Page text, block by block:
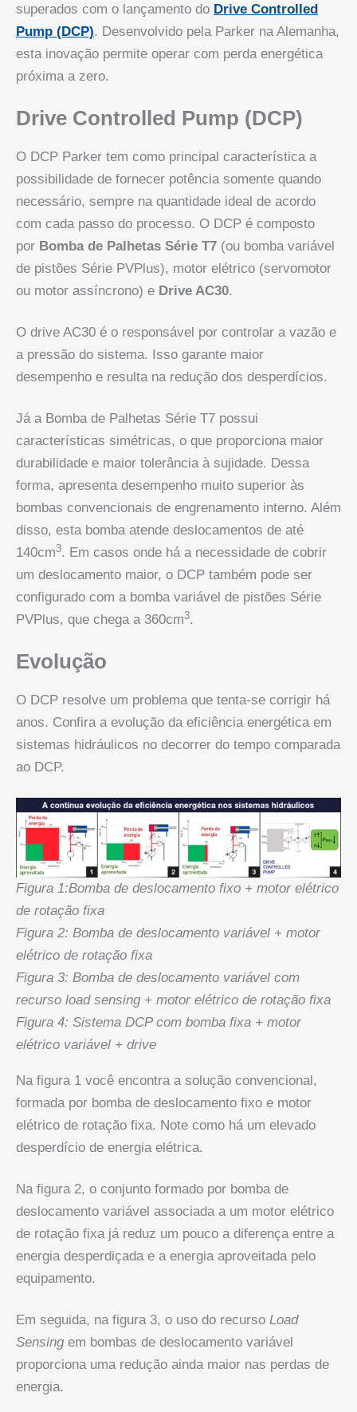
superados com o lançamento do Drive Controlled
Pump (DCP). Desenvolvido pela Parker na Alemanha,
esta inovação permite operar com perda energética
próxima a zero.
Drive Controlled Pump (DCP)
O DCP Parker tem como principal característica a
possibilidade de fornecer potência somente quando
necessário, sempre na quantidade ideal de acordo
com cada passo do processo. O DCP é composto
por Bomba de Palhetas Série T7 (ou bomba variável
de pistões Série PVPlus), motor elétrico (servomotor
ou motor assíncrono) e Drive AC30.
O drive AC30 é o responsável por controlar a vazão e
a pressão do sistema. Isso garante maior
desempenho e resulta na redução dos desperdícios.
Já a Bomba de Palhetas Série T7 possui
características simétricas, o que proporciona maior
durabilidade e maior tolerância à sujidade. Dessa
forma, apresenta desempenho muito superior às
bombas convencionais de engrenamento interno. Além
disso, esta bomba atende deslocamentos de até
140cm3. Em casos onde há a necessidade de cobrir
um deslocamento maior, o DCP também pode ser
configurado com a bomba variável de pistões Série
PVPlus, que chega a 360cm3.
Evolução
O DCP resolve um problema que tenta-se corrigir há
anos. Confira a evolução da eficiência energética em
sistemas hidráulicos no decorrer do tempo comparada
ao DCP.
Figura 1:Bomba de deslocamento fixo + motor elétrico
de rotação fixa
Figura 2: Bomba de deslocamento variável + motor
elétrico de rotação fixa
Figura 3: Bomba de deslocamento variável com
recurso load sensing + motor elétrico de rotação fixa
Figura 4: Sistema DCP com bomba fixa + motor
elétrico variável + drive
Na figura 1 você encontra a solução convencional,
formada por bomba de deslocamento fixo e motor
elétrico de rotação fixa. Note como há um elevado
desperdício de energia elétrica.
Na figura 2, o conjunto formado por bomba de
deslocamento variável associada a um motor elétrico
de rotação fixa já reduz um pouco a diferença entre a
energia desperdiçada e a energia aproveitada pelo
equipamento.
Em seguida, na figura 3, o uso do recurso Load
Sensingem bombas de deslocamento variável
proporciona uma redução ainda maior nas perdas de
energia.